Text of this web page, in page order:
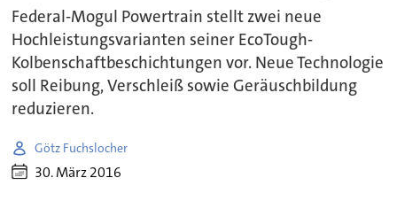
Federal-Mogul Powertrain stellt zwei neue
Hochleistungsvarianten seiner EcoTough-
Kolbenschaftbeschichtungen vor. Neue Technologie
soll Reibung, Verschleiß sowie Geräuschbildung
reduzieren.
Götz Fuchslocher
30. März 2016